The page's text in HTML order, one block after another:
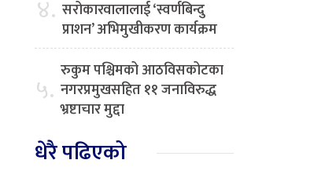
४. सरोकारवालालाई ‘स्वर्णबिन्दु
प्राशन’ अभिमुखीकरण कार्यक्रम
५. रुकुम पश्चिमको आठविसकोटका
नगरप्रमुखसहित ११ जनाविरुद्ध
भ्रष्टाचार मुद्दा
धेरै पढिएको